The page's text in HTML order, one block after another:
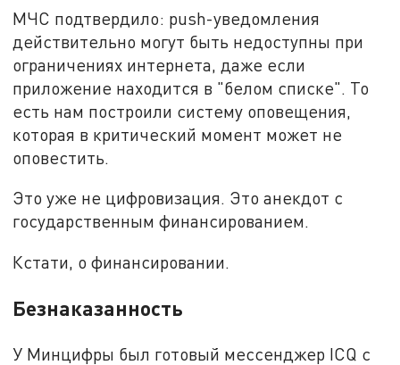
МЧС подтвердило: push-уведомления
действительно могут быть недоступны при
ограничениях интернета, даже если
приложение находится в "белом списке". То
есть нам построили систему оповещения,
которая в критический момент может не
оповестить.
Это уже не цифровизация. Это анекдот с
государственным финансированием.
Кстати, о финансировании.
Безнаказанность
У Минцифры был готовый мессенджер ICQ с